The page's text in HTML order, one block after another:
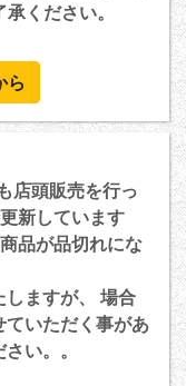
ください。
ら
店頭販売を行っ
新しています
品が品切れにな
ますが、 場合
ていただく事があ
い。。